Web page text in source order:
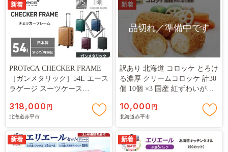
---ワンストップ特例制度について（総務省）
（https://www.soumu.go.jp/main_sosiki/jichi_zeisei/czaisei/
申請書の提出期限：寄附をした翌年1月10日必着となります。
【ワンストップ特例申請書の送付先】
〒079-1192 北海道赤平市泉町4丁目1番地
ワンストップ特例申請書受付書は郵送での返送は行なっておら
ず、申請時のメールアドレス宛にご連絡しています。
そこから同受付書をダウンロードすることができます。
時短
新着
PROTeCA CHECKER FRAME
［ガンメタリック］54L エース
ラゲージ スーツケース
チェッカーフレーム 旅 キャリ
ー かばん バッグ 国産 日本製
抗ウイルス仕様
318,000 円
北海道赤平市
新着
品切れ／準備中です
訳あり 北海道 コロッケ とろけ
る濃厚 クリームコロッケ 計30
個 10個 ×3 国産 紅ずわいがに
日出荷 冷凍食品 惣菜 弁当 お
かず 揚げ物 セット グルメ 大
容量 冷凍コロッケ 揚げるだけ
時短
10,000 円
北海道赤平市
新着 新着